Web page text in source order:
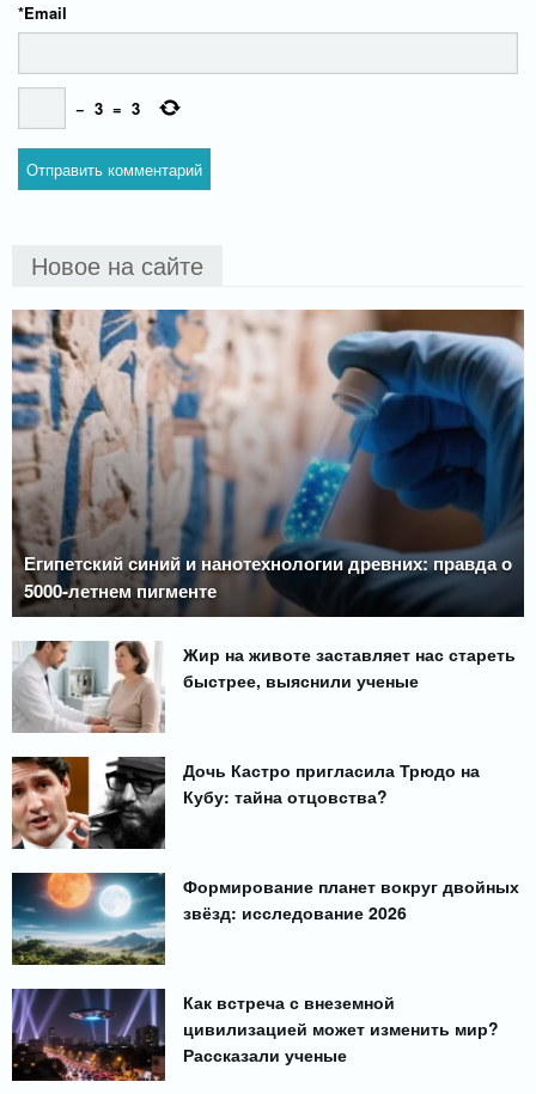
Email
*
− 3 = 3
Новое на сайте
Египетский синий и нанотехнологии древних: правда о
5000-летнем пигменте
Жир на животе заставляет нас стареть
быстрее, выяснили ученые
Дочь Кастро пригласила Трюдо на
Кубу: тайна отцовства?
Формирование планет вокруг двойных
звёзд: исследование 2026
Как встреча с внеземной
цивилизацией может изменить мир?
Рассказали ученые